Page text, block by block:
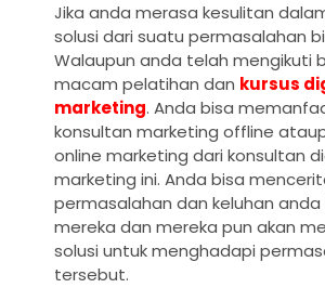
Jika anda merasa kesulitan
solusi dari suatu permasalahan
Walaupun anda telah mengikuti
macam pelatihan dan kursus
marketing. Anda bisa
konsultan marketing offline
online marketing dari konsultan
marketing ini. Anda bisa
permasalahan dan keluhan
mereka dan mereka pun akan
solusi untuk menghadapi
tersebut.